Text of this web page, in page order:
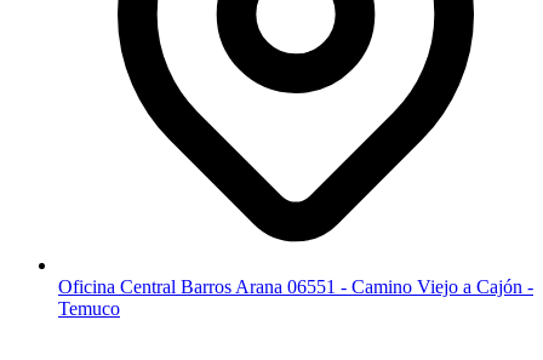
Oficina Central Barros Arana 06551 - Camino Viejo a Cajón -
Temuco